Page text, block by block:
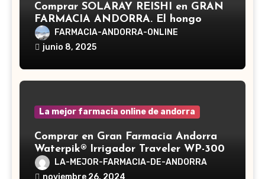
Comprar SOLARAY REISHI en GRAN
FARMACIA ANDORRA. El hongo
Reishi, cuyo nombre científico es
Ganoderma lucidum, es un hongo
en la medicina tradicional asiática
FARMACIA-ANDORRA-ONLINE
junio 8, 2025
La mejor farmacia online de andorra
Comprar en Gran Farmacia Andorra
Waterpik® Irrigador Traveler WP-300
LA-MEJOR-FARMACIA-DE-ANDORRA
noviembre 26, 2024